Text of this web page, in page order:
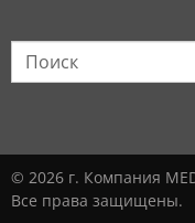
© 2026 г. Компания
Все права защищены.